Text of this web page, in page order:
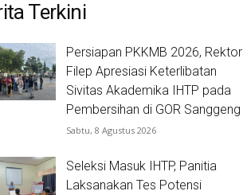
Terkini
Persiapan PKKMB 2026, Rektor
Filep Apresiasi Keterlibatan
Sivitas Akademika IHTP pada
Pembersihan di GOR Sanggeng
Sabtu, 8 Agustus 2026
Seleksi Masuk IHTP, Panitia
Laksanakan Tes Potensi